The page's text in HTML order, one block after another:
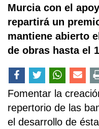
Murcia con el
repartirá un
mantiene abierto
de obras hasta el
Fomentar la
repertorio de las
el desarrollo de